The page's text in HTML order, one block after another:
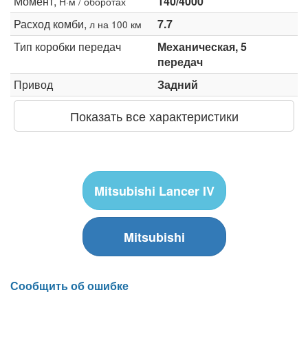
Расход комби, л на 100 км
7.7
Тип коробки передач
Механическая, 5
передач
Привод
Задний
Показать все характеристики
Mitsubishi Lancer IV
Mitsubishi
Сообщить об ошибке